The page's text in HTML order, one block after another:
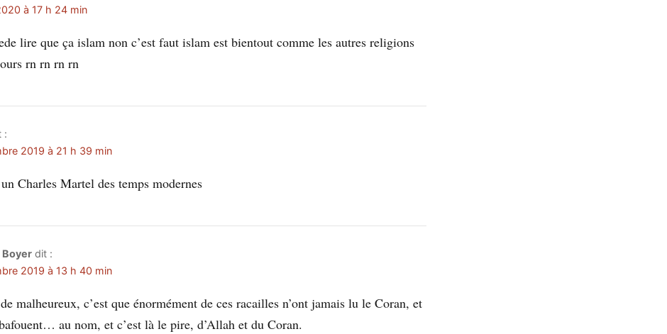
à 17 h 24 min
lire que ça islam non c’est faut islam est bientout comme les autres religions
rn rn rn rn
:
2019 à 21 h 39 min
Charles Martel des temps modernes
dit :
2019 à 13 h 40 min
malheureux, c’est que énormément de ces racailles n’ont jamais lu le Coran, et
au nom, et c’est là le pire, d’Allah et du Coran.